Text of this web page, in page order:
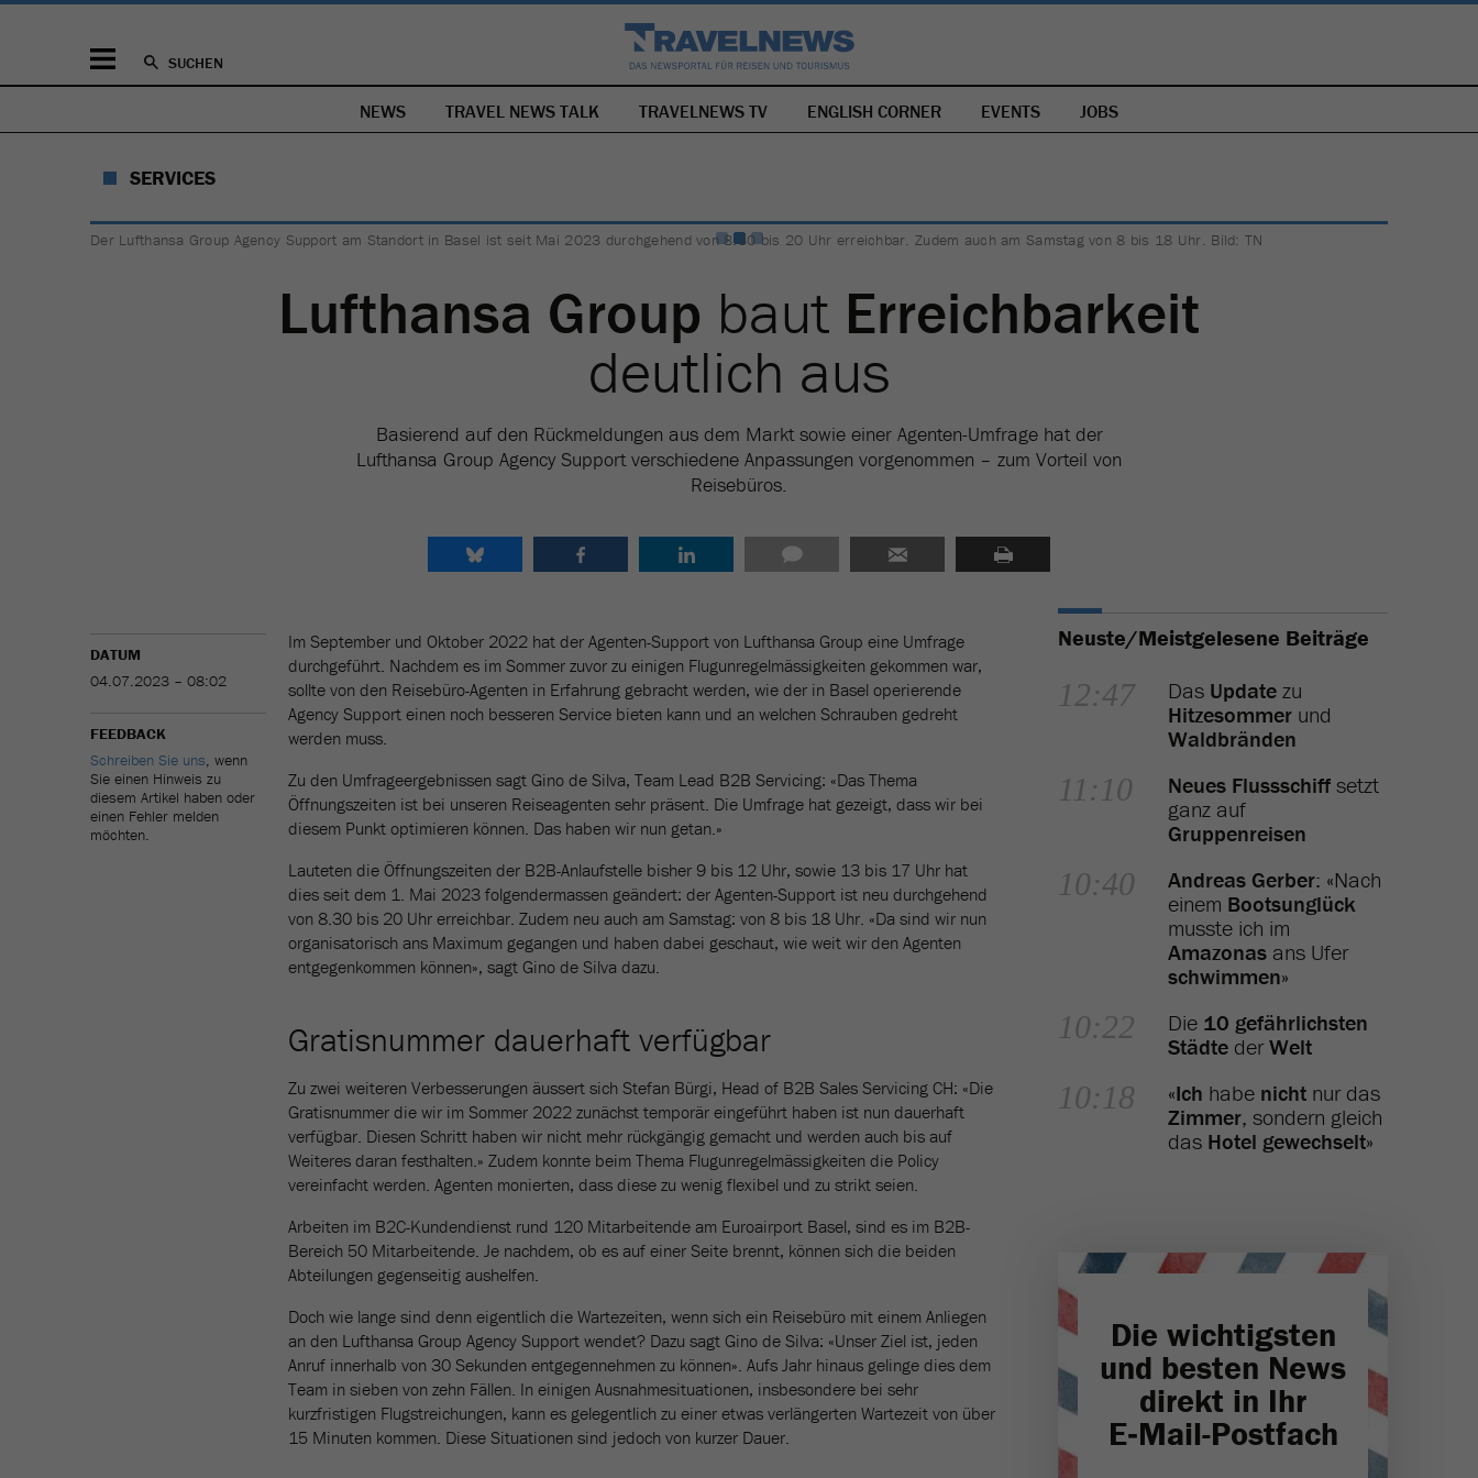
SUCHEN
NAVIGATION
ÜBERSPRINGEN
NEWS TRAVEL NEWS TALK TRAVELNEWS TV ENGLISH CORNER EVENTS JOBS
SERVICES
Der Lufthansa Group Agency Support am Standort in Basel ist seit Mai 2023 durchgehend von 8.30 bis 20 Uhr erreichbar. Zudem auch am Samstag von 8 bis 18 Uhr. Bild: TN
Lufthansa Group baut Erreichbarkeit
deutlich aus
Basierend auf den Rückmeldungen aus dem Markt sowie einer Agenten-Umfrage hat der
Lufthansa Group Agency Support verschiedene Anpassungen vorgenommen – zum Vorteil von
Reisebüros.
DATUM
04.07.2023 – 08:02
FEEDBACK
Schreiben Sie uns, wenn
Sie einen Hinweis zu
diesem Artikel haben oder
einen Fehler melden
möchten.
Im September und Oktober 2022 hat der Agenten-Support von Lufthansa Group eine Umfrage
durchgeführt. Nachdem es im Sommer zuvor zu einigen Flugunregelmässigkeiten gekommen war,
sollte von den Reisebüro-Agenten in Erfahrung gebracht werden, wie der in Basel operierende
Agency Support einen noch besseren Service bieten kann und an welchen Schrauben gedreht
werden muss.
Zu den Umfrageergebnissen sagt Gino de Silva, Team Lead B2B Servicing: «Das Thema
Öffnungszeiten ist bei unseren Reiseagenten sehr präsent. Die Umfrage hat gezeigt, dass wir bei
diesem Punkt optimieren können. Das haben wir nun getan.»
Lauteten die Öffnungszeiten der B2B-Anlaufstelle bisher 9 bis 12 Uhr, sowie 13 bis 17 Uhr hat
dies seit dem 1. Mai 2023 folgendermassen geändert: der Agenten-Support ist neu durchgehend
von 8.30 bis 20 Uhr erreichbar. Zudem neu auch am Samstag: von 8 bis 18 Uhr. «Da sind wir nun
organisatorisch ans Maximum gegangen und haben dabei geschaut, wie weit wir den Agenten
entgegenkommen können», sagt Gino de Silva dazu.
Gratisnummer dauerhaft verfügbar
Zu zwei weiteren Verbesserungen äussert sich Stefan Bürgi, Head of B2B Sales Servicing CH: «Die
Gratisnummer die wir im Sommer 2022 zunächst temporär eingeführt haben ist nun dauerhaft
verfügbar. Diesen Schritt haben wir nicht mehr rückgängig gemacht und werden auch bis auf
Weiteres daran festhalten.» Zudem konnte beim Thema Flugunregelmässigkeiten die Policy
vereinfacht werden. Agenten monierten, dass diese zu wenig flexibel und zu strikt seien.
Arbeiten im B2C-Kundendienst rund 120 Mitarbeitende am Euroairport Basel, sind es im B2B-
Bereich 50 Mitarbeitende. Je nachdem, ob es auf einer Seite brennt, können sich die beiden
Abteilungen gegenseitig aushelfen.
Doch wie lange sind denn eigentlich die Wartezeiten, wenn sich ein Reisebüro mit einem Anliegen
an den Lufthansa Group Agency Support wendet? Dazu sagt Gino de Silva: «Unser Ziel ist, jeden
Anruf innerhalb von 30 Sekunden entgegennehmen zu können». Aufs Jahr hinaus gelinge dies dem
Team in sieben von zehn Fällen. In einigen Ausnahmesituationen, insbesondere bei sehr
kurzfristigen Flugstreichungen, kann es gelegentlich zu einer etwas verlängerten Wartezeit von über
15 Minuten kommen. Diese Situationen sind jedoch von kurzer Dauer.
Neuste/Meistgelesene Beiträge
12:47 Das Update zu
Hitzesommer und
Waldbränden
11:10 Neues Flussschiff setzt
ganz auf
Gruppenreisen
10:40 Andreas Gerber: «Nach
einem Bootsunglück
musste ich im
Amazonas ans Ufer
schwimmen»
10:22 Die 10 gefährlichsten
Städte derWelt
10:18 «Ich habe nicht nur das
Zimmer, sondern gleich
das Hotel gewechselt»
Die wichtigsten
und besten News
direkt in Ihr
E‑Mail-Postfach